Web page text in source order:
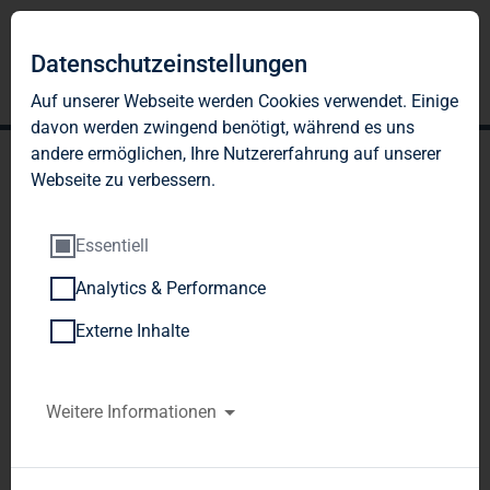
TAG Immobilien AG:
Veröffentlichung gemäß §
40 Abs. 1 WpHG mit dem
Verbreitung
Datenschutzeinstellungen
Auf unserer Webseite werden Cookies verwendet. Einige
davon werden zwingend benötigt, während es uns
andere ermöglichen, Ihre Nutzererfahrung auf unserer
Webseite zu verbessern.
Essentiell
Analytics & Performance
Externe Inhalte
Weitere Informationen